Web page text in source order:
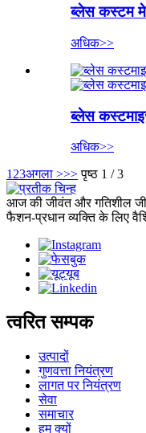
ब्लेस कस्टम
अधिक>>
ब्लेस
अधिक>>
1 23अगला >>> पृष्ठ 1 / 3
आज की जीवंत और गतिशील
फैशन-प्रधान व्यक्ति के लिए
त्वरित सम्पक
उत्पादों
गुणवत्ता नियंत्रण
लागत पर नियंत्रण
सेवा
समाचार
हम क्यों